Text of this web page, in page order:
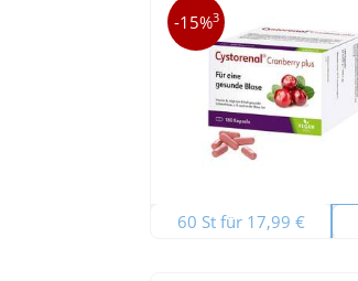
-15%3
60 St für 17,99 €